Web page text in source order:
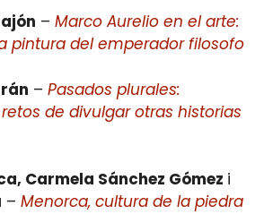
– Marco Aurelio en el arte:
pintura del emperador filosofo
– Pasados plurales:
de divulgar otras historias
Carmela Sánchez Gómez i
– Menorca, cultura de la piedra